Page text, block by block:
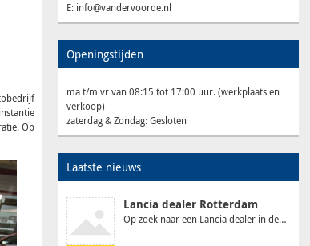
Op
E: info@vandervoorde.nl
Openingstijden
ma t/m vr van 08:15 tot 17:00 uur. (werkplaats en
verkoop)
zaterdag & Zondag: Gesloten
Laatste nieuws
Lancia dealer Rotterdam
Op zoek naar een Lancia dealer in de…